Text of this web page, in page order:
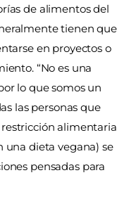
de alimentos del
tienen que
en proyectos o
“No es una
lo que somos un
las personas que
alimentaria
una dieta vegana) se
pensadas para